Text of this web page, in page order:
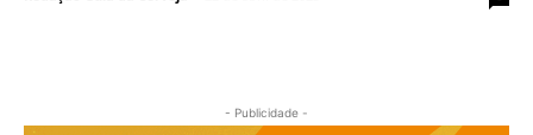
- Publicidade -